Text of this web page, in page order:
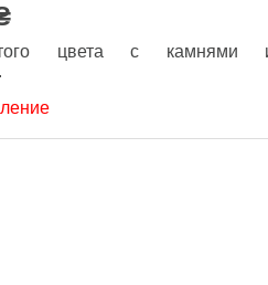
цвета с камнями